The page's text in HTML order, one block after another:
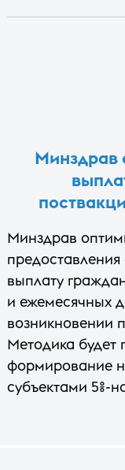
Минздрав
Минздрав
выплату
и ежемесячных
возникновении
Методика будет
формирование
субъектами 5%-